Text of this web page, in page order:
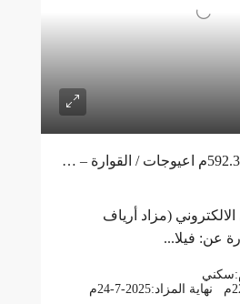
فيلا سكنية عضم 592.38م اعيوجات / القوارة – بريدة
الالكتروني (مزاد أرياف
عن: فيلا...
سكني
نهاية المزاد:24-7-2025م